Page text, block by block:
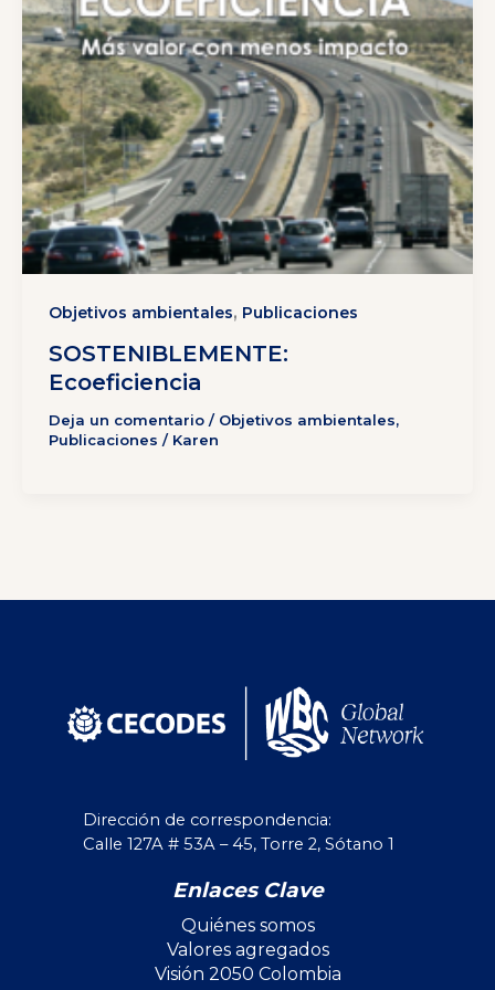
Objetivos ambientales, Publicaciones
SOSTENIBLEMENTE:
Ecoeficiencia
Deja un comentario / Objetivos ambientales,
Publicaciones / Karen
Dirección de correspondencia:
Calle 127A # 53A – 45, Torre 2, Sótano 1
Enlaces Clave
Quiénes somos
Valores agregados
Visión 2050 Colombia